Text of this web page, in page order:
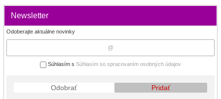
Newsletter
Odoberajte aktuálne novinky
Súhlasím s Súhlasím so spracovaním osobných údajov
Odobrať Pridať